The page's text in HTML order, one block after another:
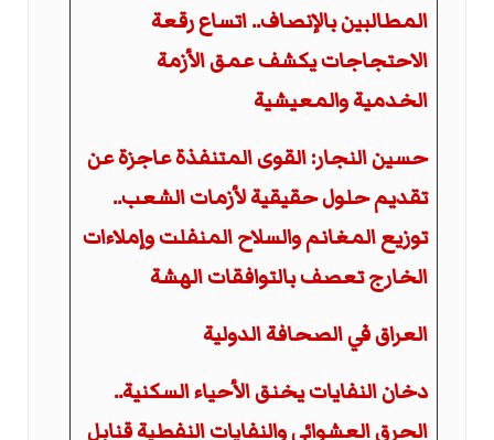
المطالبين بالإنصاف.. اتساع رقعة
الاحتجاجات يكشف عمق الأزمة
الخدمية والمعيشية
حسين النجار: القوى المتنفذة عاجزة عن
تقديم حلول حقيقية لأزمات الشعب..
توزيع المغانم والسلاح المنفلت وإملاءات
الخارج تعصف بالتوافقات الهشة
العراق في الصحافة الدولية
دخان النفايات يخنق الأحياء السكنية..
الحرق العشوائي والنفايات النفطية قنابل